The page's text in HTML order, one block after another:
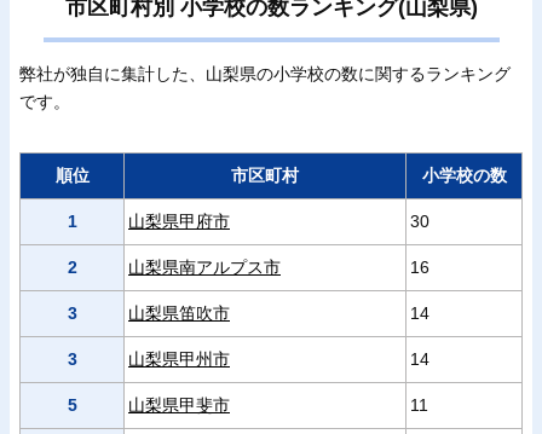
市区町村別 小学校の数ランキング(山梨県)
弊社が独自に集計した、山梨県の小学校の数に関するランキング
です。
順位 市区町村 小学校の数
1 山梨県甲府市 30
2 山梨県南アルプス市 16
3 山梨県笛吹市 14
3 山梨県甲州市 14
5 山梨県甲斐市 11